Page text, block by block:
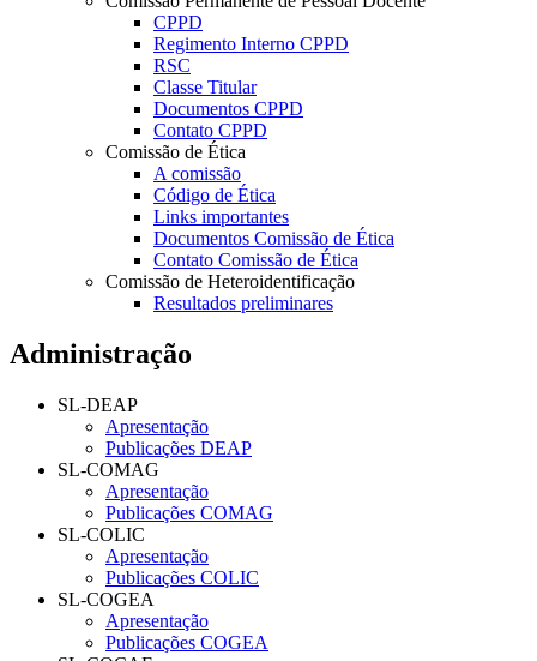
CPPD
Regimento Interno CPPD
RSC
Classe Titular
Documentos CPPD
Contato CPPD
Comissão de Ética
A comissão
Código de Ética
Links importantes
Documentos Comissão de Ética
Contato Comissão de Ética
Comissão de Heteroidentificação
Resultados preliminares
Administração
SL-DEAP
Apresentação
Publicações DEAP
SL-COMAG
Apresentação
Publicações COMAG
SL-COLIC
Apresentação
Publicações COLIC
SL-COGEA
Apresentação
Publicações COGEA